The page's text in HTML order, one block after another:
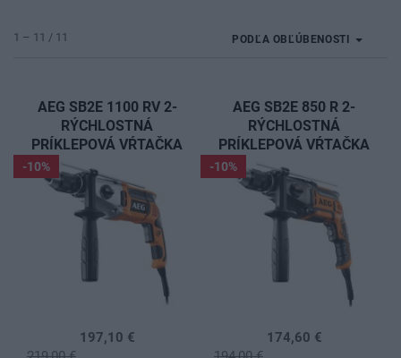
1 – 11 / 11 PODĽA OBĽÚBENOSTI
AEG SB2E 1100 RV 2-
RÝCHLOSTNÁ
PRÍKLEPOVÁ VŔTAČKA
-10%
197,10 €
AEG SB2E 850 R 2-
RÝCHLOSTNÁ
PRÍKLEPOVÁ VŔTAČKA
-10%
174,60 €